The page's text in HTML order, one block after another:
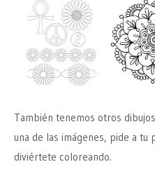
También tenemos otros
una de las imágenes, pide a
diviértete coloreando.